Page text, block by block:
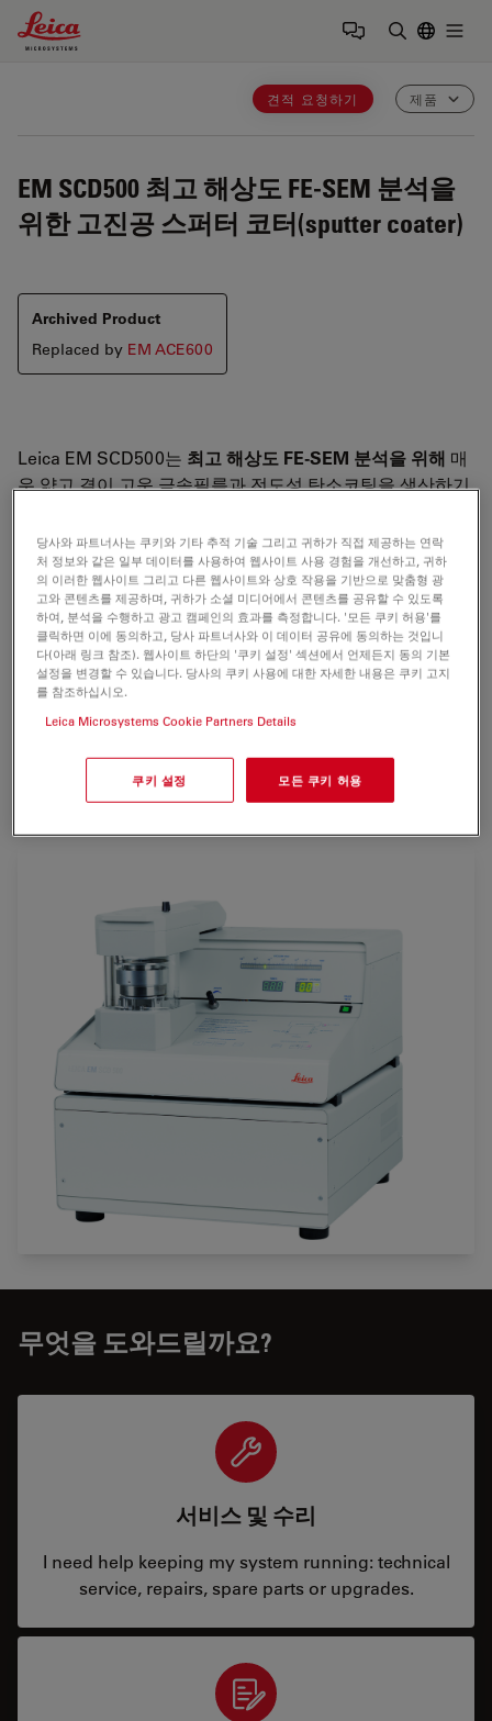
Leica Microsystems Logo
견적 요청하기 제품
EM SCD500 최고 해상도 FE-SEM 분석을
위한 고진공 스퍼터 코터(sputter coater)
Archived Product
Replaced by EM ACE600
Leica EM SCD500는 최고 해상도 FE-SEM 분석을 위해 매
우 얇고 결이 고운 금속필름과 전도성 탄소코팅을 생산하기
Leica EM SCD500는 단일 장치에 많은 변환 옵션을 제공합
니다;고진공 증착(sputtering),탄소실, 열저항 및 탄소막대
증발, 동결건조를 위한 극저온 전처리,동결파단/식각
(freeze fracturing/ etching), 이중 복제, 극저온 코팅 및
<link products em-sample-preparation biological-
specimens room-temperature-techniques vacuum-
transfer details product leica-em-vct100 em>Leica EM
For research use only
무엇을 도와드릴까요?
서비스 및 수리
I need help keeping my system running: technical
service, repairs, spare parts or upgrades.
당사와 파트너사는 쿠키와 기타 추적 기술 그리고 귀하가 직접 제공하는 연락
처 정보와 같은 일부 데이터를 사용하여 웹사이트 사용 경험을 개선하고, 귀하
의 이러한 웹사이트 그리고 다른 웹사이트와 상호 작용을 기반으로 맞춤형 광
고와 콘텐츠를 제공하며, 귀하가 소셜 미디어에서 콘텐츠를 공유할 수 있도록
하여, 분석을 수행하고 광고 캠페인의 효과를 측정합니다. '모든 쿠키 허용'를
클릭하면 이에 동의하고, 당사 파트너사와 이 데이터 공유에 동의하는 것입니
다(아래 링크 참조). 웹사이트 하단의 '쿠키 설정' 섹션에서 언제든지 동의 기본
설정을 변경할 수 있습니다. 당사의 쿠키 사용에 대한 자세한 내용은 쿠키 고지
를 참조하십시오.
Leica Microsystems Cookie Partners Details
쿠키 설정 모든 쿠키 허용